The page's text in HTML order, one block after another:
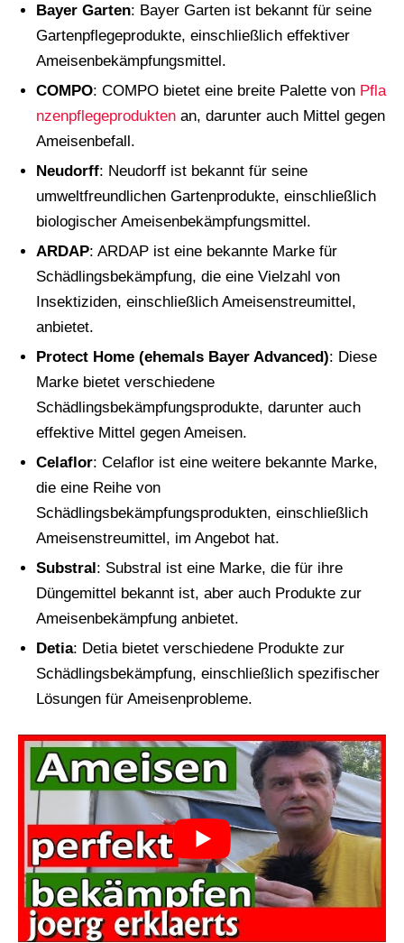
Bayer Garten: Bayer Garten ist bekannt für seine
Gartenpflegeprodukte, einschließlich effektiver
Ameisenbekämpfungsmittel.
COMPO: COMPO bietet eine breite Palette von Pfla
nzenpflegeprodukten an, darunter auch Mittel gegen
Ameisenbefall.
Neudorff: Neudorff ist bekannt für seine
umweltfreundlichen Gartenprodukte, einschließlich
biologischer Ameisenbekämpfungsmittel.
ARDAP: ARDAP ist eine bekannte Marke für
Schädlingsbekämpfung, die eine Vielzahl von
Insektiziden, einschließlich Ameisenstreumittel,
anbietet.
Protect Home (ehemals Bayer Advanced): Diese
Marke bietet verschiedene
Schädlingsbekämpfungsprodukte, darunter auch
effektive Mittel gegen Ameisen.
Celaflor: Celaflor ist eine weitere bekannte Marke,
die eine Reihe von
Schädlingsbekämpfungsprodukten, einschließlich
Ameisenstreumittel, im Angebot hat.
Substral : Substral ist eine Marke, die für ihre
Düngemittel bekannt ist, aber auch Produkte zur
Ameisenbekämpfung anbietet.
Detia: Detia bietet verschiedene Produkte zur
Schädlingsbekämpfung, einschließlich spezifischer
Lösungen für Ameisenprobleme.